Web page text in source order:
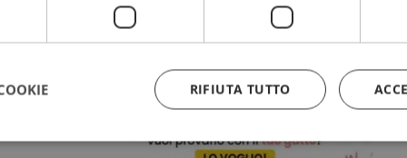
il
Felix
RIFIUTA TUTTO